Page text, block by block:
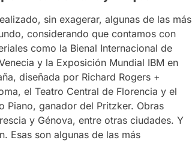
sin exagerar, algunas de las más
considerando que contamos con
como la Bienal Internacional de
y la Exposición Mundial IBM en
diseñada por Richard Rogers +
el Teatro Central de Florencia y el
Piano, ganador del Pritzker. Obras
y Génova, entre otras ciudades. Y
Esas son algunas de las más